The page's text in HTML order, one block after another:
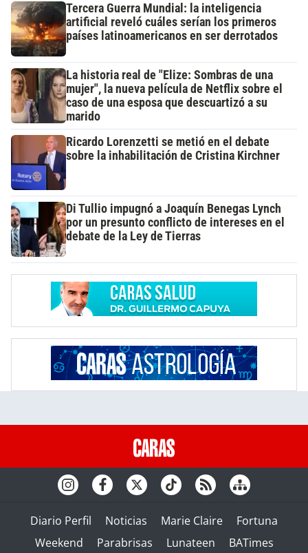
Tercera Guerra Mundial: la inteligencia
artificial reveló cuáles serían los primeros
países latinoamericanos en ser derrotados
La historia real de "Elize: Sombras de una
mujer", la nueva película de Netflix sobre el
caso de una esposa que descuartizó a su
marido
Ricardo Lorenzetti se metió en el debate
sobre la inhabilitación de Cristina Kirchner
Di Tullio impugnó a Joaquín Benegas Lynch
por un presunto conflicto de intereses en el
debate de la Ley de Tierras
Diario Perfil Noticias Marie Claire
Fortuna
Weekend
Parabrisas Lunateen BATimes